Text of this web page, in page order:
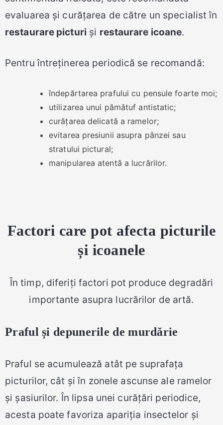
evaluarea și curățarea de către un specialist în
restaurare picturi și restaurare icoane.
Pentru întreținerea periodică se recomandă:
îndepărtarea prafului cu pensule foarte moi;
utilizarea unui pămătuf antistatic;
curățarea delicată a ramelor;
evitarea presiunii asupra pânzei sau
stratului pictural;
manipularea atentă a lucrărilor.
Factori care pot afecta picturile
și icoanele
În timp, diferiți factori pot produce degradări
importante asupra lucrărilor de artă.
Praful și depunerile de murdărie
Praful se acumulează atât pe suprafața
picturilor, cât și în zonele ascunse ale ramelor
și șasiurilor. În lipsa unei curățări periodice,
acesta poate favoriza apariția insectelor și